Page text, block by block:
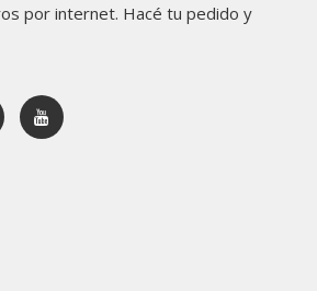
por internet. Hacé tu pedido y